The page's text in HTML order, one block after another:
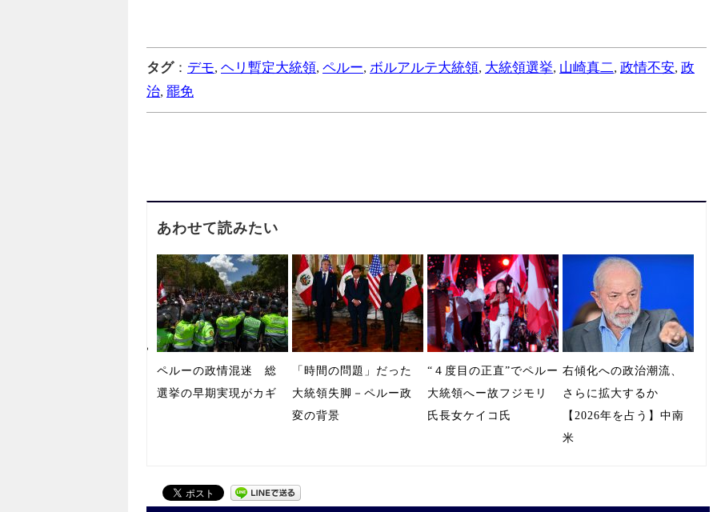
タグ： デモ, ヘリ暫定大統領, ペルー, ボルアルテ大統領, 大統領選挙, 山崎真二, 政情不安, 政
治, 罷免
あわせて読みたい
ペルーの政情混迷 総
選挙の早期実現がカギ
「時間の問題」だった
大統領失脚－ペルー政
変の背景
“４度目の正直”でペルー
大統領へー故フジモリ
氏長女ケイコ氏
右傾化への政治潮流、
さらに拡大するか
【2026年を占う】中南
米